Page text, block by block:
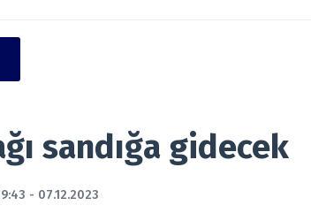
sandığa gidecek
- 07.12.2023